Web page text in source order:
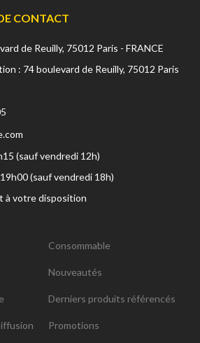
CONTACT
de Reuilly, 75012 Paris - FRANCE
: 74 boulevard de Reuilly, 75012 Paris
(sauf vendredi 12h)
(sauf vendredi 18h)
à votre disposition
Consommable
Nouveautés
Derniers produits référencés
Promotions